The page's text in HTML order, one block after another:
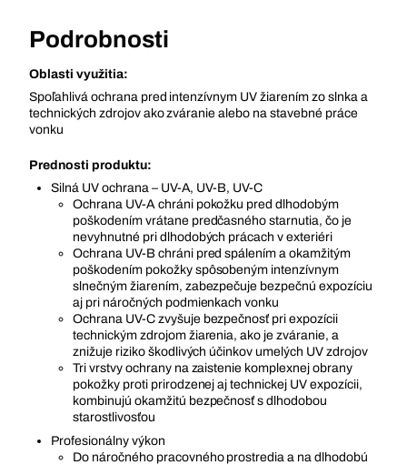
Podrobnosti
Oblasti využitia:
Spoľahlivá ochrana pred intenzívnym UV žiarením zo slnka a
technických zdrojov ako zváranie alebo na stavebné práce
vonku
Prednosti produktu:
Silná UV ochrana – UV-A, UV-B, UV-C
Ochrana UV-A chráni pokožku pred dlhodobým
poškodením vrátane predčasného starnutia, čo je
nevyhnutné pri dlhodobých prácach v exteriéri
Ochrana UV-B chráni pred spálením a okamžitým
poškodením pokožky spôsobeným intenzívnym
slnečným žiarením, zabezpečuje bezpečnú expozíciu
aj pri náročných podmienkach vonku
Ochrana UV-C zvyšuje bezpečnosť pri expozícii
technickým zdrojom žiarenia, ako je zváranie, a
znižuje riziko škodlivých účinkov umelých UV zdrojov
Tri vrstvy ochrany na zaistenie komplexnej obrany
pokožky proti prirodzenej aj technickej UV expozícii,
kombinujú okamžitú bezpečnosť s dlhodobou
starostlivosťou
Profesionálny výkon
Do náročného pracovného prostredia a na dlhodobú